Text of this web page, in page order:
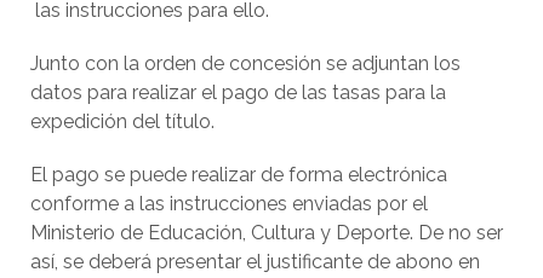
las instrucciones para ello.
Junto con la orden de concesión se adjuntan los
datos para realizar el pago de las tasas para la
expedición del título.
El pago se puede realizar de forma electrónica
conforme a las instrucciones enviadas por el
Ministerio de Educación, Cultura y Deporte. De no ser
así, se deberá presentar el justificante de abono en